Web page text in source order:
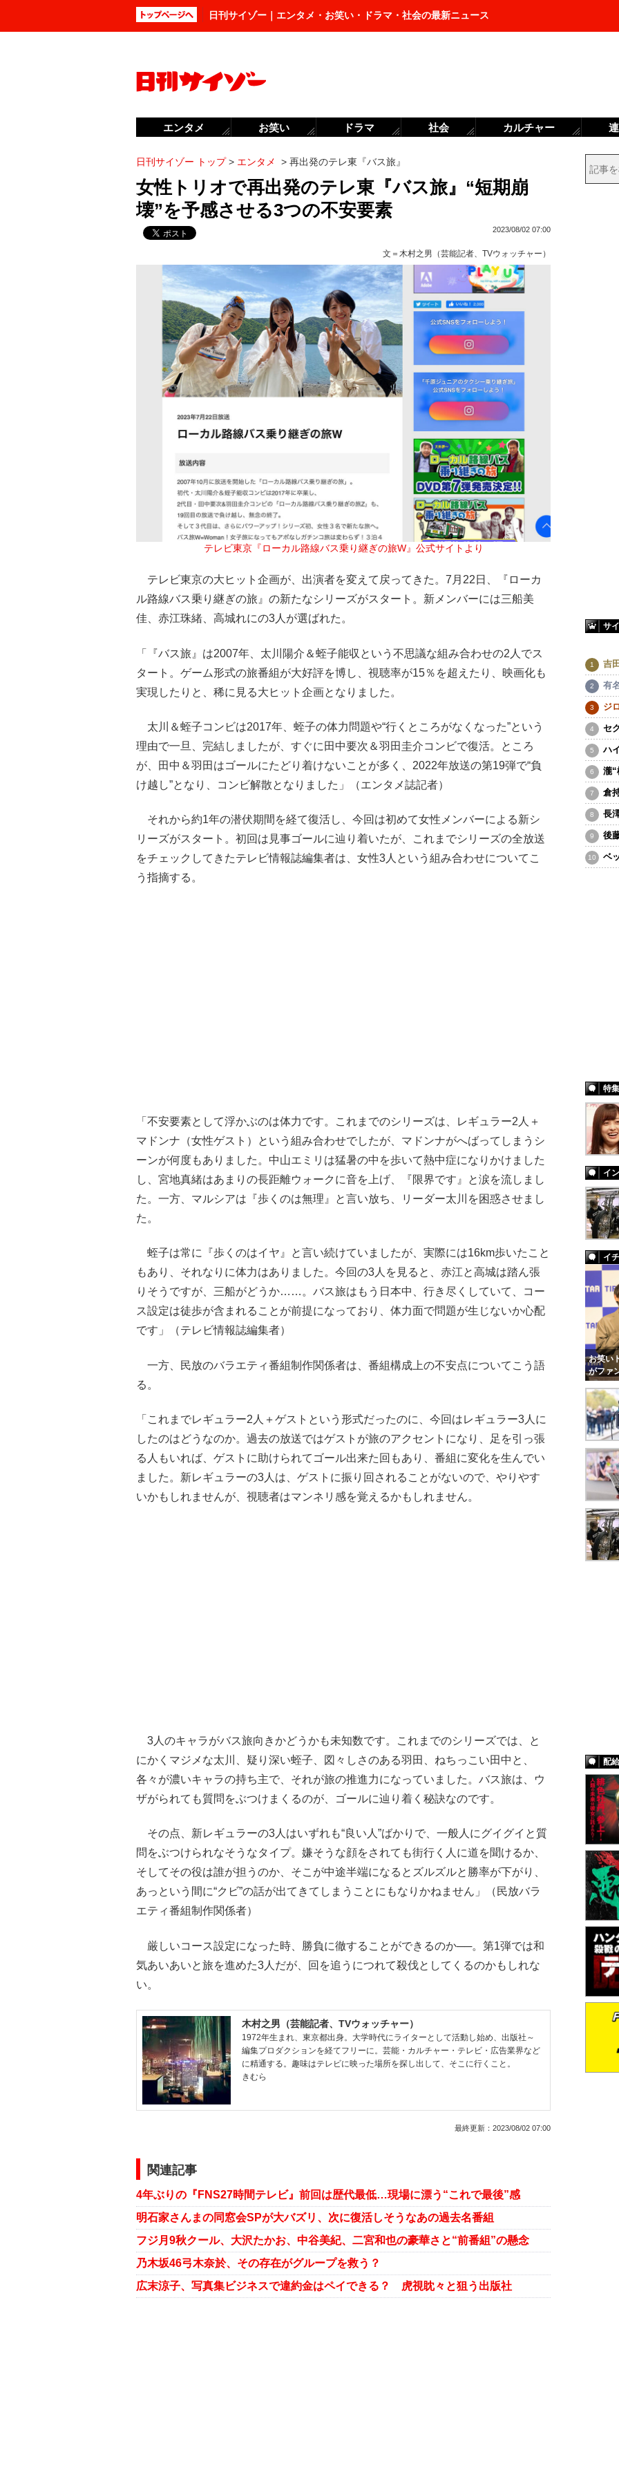
日刊サイゾー｜エンタメ・お笑い・ドラマ・社会の最新ニュース
日刊サイゾー トップ> エンタメ > 再出発のテレ東『バス旅』
女性トリオで再出発のテレ東『バス旅』“短期崩
壊”を予感させる3つの不安要素
2023/08/02 07:00
文＝ 木村之男（芸能記者、TVウォッチャー）
テレビ東京『ローカル路線バス乗り継ぎの旅W』公式サイトより
テレビ東京の大ヒット企画が、出演者を変えて戻ってきた。7月22日、『ローカ
ル路線バス乗り継ぎの旅』の新たなシリーズがスタート。新メンバーには三船美
佳、赤江珠緒、高城れにの3人が選ばれた。
「『バス旅』は2007年、太川陽介＆蛭子能収という不思議な組み合わせの2人でス
タート。ゲーム形式の旅番組が大好評を博し、視聴率が15％を超えたり、映画化も
実現したりと、稀に見る大ヒット企画となりました。
太川＆蛭子コンビは2017年、蛭子の体力問題や“行くところがなくなった”という
理由で一旦、完結しましたが、すぐに田中要次＆羽田圭介コンビで復活。ところ
が、田中＆羽田はゴールにたどり着けないことが多く、2022年放送の第19弾で“負
け越し”となり、コンビ解散となりました」（エンタメ誌記者）
それから約1年の潜伏期間を経て復活し、今回は初めて女性メンバーによる新シ
リーズがスタート。初回は見事ゴールに辿り着いたが、これまでシリーズの全放送
をチェックしてきたテレビ情報誌編集者は、女性3人という組み合わせについてこ
う指摘する。
「不安要素として浮かぶのは体力です。これまでのシリーズは、レギュラー2人＋
マドンナ（女性ゲスト）という組み合わせでしたが、マドンナがへばってしまうシ
ーンが何度もありました。中山エミリは猛暑の中を歩いて熱中症になりかけました
し、宮地真緒はあまりの長距離ウォークに音を上げ、『限界です』と涙を流しまし
た。一方、マルシアは『歩くのは無理』と言い放ち、リーダー太川を困惑させまし
た。
蛭子は常に『歩くのはイヤ』と言い続けていましたが、実際には16km歩いたこと
もあり、それなりに体力はありました。今回の3人を見ると、赤江と高城は踏ん張
りそうですが、三船がどうか……。バス旅はもう日本中、行き尽くしていて、コー
ス設定は徒歩が含まれることが前提になっており、体力面で問題が生じないか心配
です」（テレビ情報誌編集者）
一方、民放のバラエティ番組制作関係者は、番組構成上の不安点についてこう語
る。
「これまでレギュラー2人＋ゲストという形式だったのに、今回はレギュラー3人に
したのはどうなのか。過去の放送ではゲストが旅のアクセントになり、足を引っ張
る人もいれば、ゲストに助けられてゴール出来た回もあり、番組に変化を生んでい
ました。新レギュラーの3人は、ゲストに振り回されることがないので、やりやす
いかもしれませんが、視聴者はマンネリ感を覚えるかもしれません。
3人のキャラがバス旅向きかどうかも未知数です。これまでのシリーズでは、と
にかくマジメな太川、疑り深い蛭子、図々しさのある羽田、ねちっこい田中と、
各々が濃いキャラの持ち主で、それが旅の推進力になっていました。バス旅は、ウ
ザがられても質問をぶつけまくるのが、ゴールに辿り着く秘訣なのです。
その点、新レギュラーの3人はいずれも“良い人”ばかりで、一般人にグイグイと質
問をぶつけられなそうなタイプ。嫌そうな顔をされても街行く人に道を聞けるか、
そしてその役は誰が担うのか、そこが中途半端になるとズルズルと勝率が下がり、
あっという間に“クビ”の話が出てきてしまうことにもなりかねません」（民放バラ
エティ番組制作関係者）
厳しいコース設定になった時、勝負に徹することができるのか──。第1弾では和
気あいあいと旅を進めた3人だが、回を追うにつれて殺伐としてくるのかもしれな
い。
木村之男（芸能記者、TVウォッチャー）
1972年生まれ、東京都出身。大学時代にライターとして活動し始め、出版社～
編集プロダクションを経てフリーに。芸能・カルチャー・テレビ・広告業界など
に精通する。趣味はテレビに映った場所を探し出して、そこに行くこと。
きむら
最終更新： 2023/08/02 07:00
関連記事
4年ぶりの『FNS27時間テレビ』前回は歴代最低…現場に漂う“これで最後”感
明石家さんまの同窓会SPが大バズリ、次に復活しそうなあの過去名番組
フジ月9秋クール、大沢たかお、中谷美紀、二宮和也の豪華さと“前番組”の懸念
乃木坂46弓木奈於、その存在がグループを救う？
広末涼子、写真集ビジネスで違約金はペイできる？ 虎視眈々と狙う出版社
サ
吉
有
ジ
セ
ハ
瀧“
倉
長
後
ベ
特集
イ
イ
お笑い
がファ
配
エンタメ お笑い ドラマ 社会 カルチャー